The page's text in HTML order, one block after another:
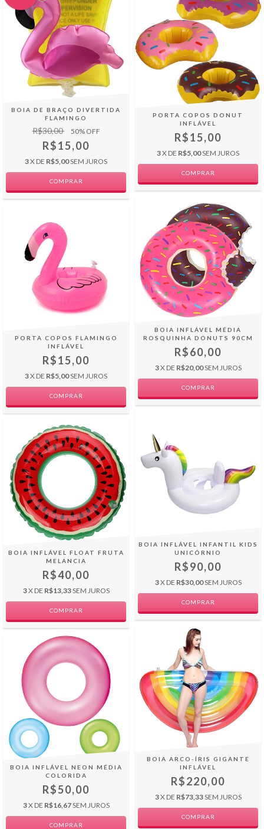
BOIA DE BRAÇO DIVERTIDA
FLAMINGO
R$30,00 50% OFF
R$15,00
3X DE R$5,00SEM JUROS
PORTA COPOS DONUT
INFLÁVEL
R$15,00
3X DE R$5,00SEM JUROS
COMPRAR
PORTA COPOS FLAMINGO
INFLÁVEL
R$15,00
3X DE R$5,00SEM JUROS
BOIA INFLÁVEL MÉDIA
ROSQUINHA DONUTS 90CM
R$60,00
3X DE R$20,00SEM JUROS
COMPRAR
BOIA INFLÁVEL FLOAT FRUTA
MELANCIA
R$40,00
3X DE R$13,33SEM JUROS
COMPRAR
BOIA INFLÁVEL INFANTIL KIDS
UNICÓRNIO
R$90,00
3X DE R$30,00SEM JUROS
COMPRAR
BOIA INFLÁVEL NEON MÉDIA
COLORIDA
R$50,00
3X DE R$16,67SEM JUROS
COMPRAR
BOIA ARCO-ÍRIS GIGANTE
INFLÁVEL
R$220,00
3X DE R$73,33SEM JUROS